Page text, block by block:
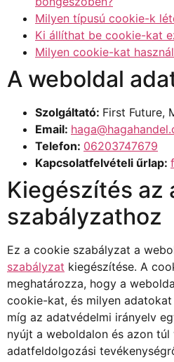
Milyen típusú cookie-k
Ki állíthat be cookie-kat
Milyen cookie-kat
A weboldal
Szolgáltató: First Future,
Email:
Telefon: 06203747679
Kapcsolatfelvételi űrlap:
Kiegészítés az
szabályzathoz
Ez a cookie szabályzat a
szabályzat kiegészítése. A
meghatározza, hogy a
cookie-kat, és milyen
míg az adatvédelmi irányelv
nyújt a weboldalon és azon
adatfeldolgozási